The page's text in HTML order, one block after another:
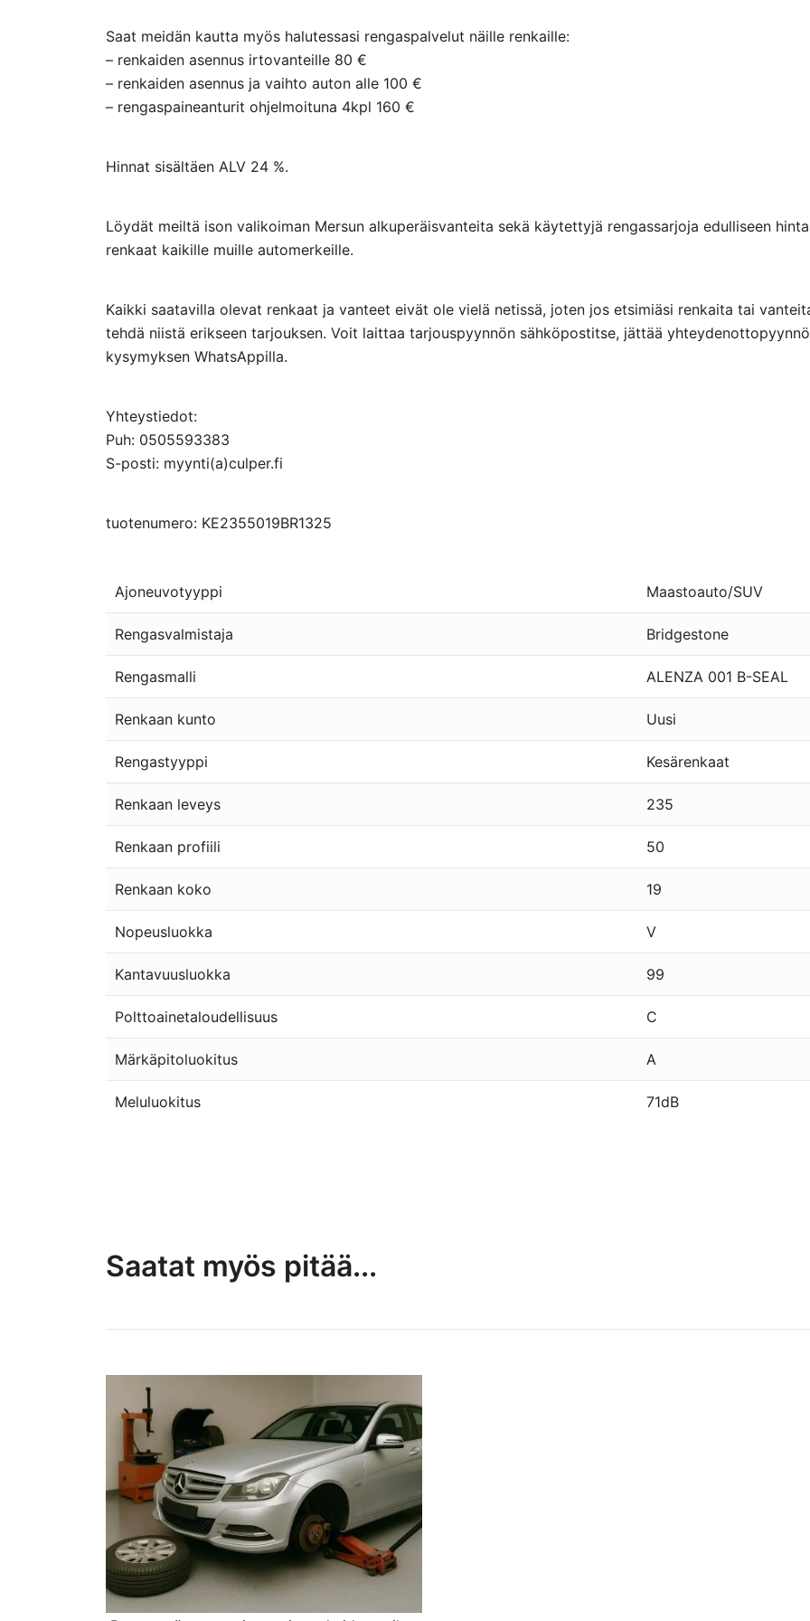
Saat meidän kautta myös halutessasi rengaspalvelut näille renkaille:
– renkaiden asennus irtovanteille 80 €
– renkaiden asennus ja vaihto auton alle 100 €
– rengaspaineanturit ohjelmoituna 4kpl 160 €
Hinnat sisältäen ALV 24 %.
Löydät meiltä ison valikoiman Mersun alkuperäisvanteita sekä käytettyjä rengassarjoja edulliseen
renkaat kaikille muille automerkeille.
Kaikki saatavilla olevat renkaat ja vanteet eivät ole vielä netissä, joten jos etsimiäsi renkaita tai
tehdä niistä erikseen tarjouksen. Voit laittaa tarjouspyynnön sähköpostitse, jättää
kysymyksen WhatsAppilla.
Yhteystiedot:
Puh: 0505593383
S-posti: myynti(a)culper.fi
tuotenumero: KE2355019BR1325
Ajoneuvotyyppi Maastoauto/SUV
Rengasvalmistaja Bridgestone
Rengasmalli ALENZA 001 B-SEAL
Renkaan kunto Uusi
Rengastyyppi Kesärenkaat
Renkaan leveys 235
Renkaan profiili 50
Renkaan koko 19
Nopeusluokka V
Kantavuusluokka 99
Polttoainetaloudellisuus C
Märkäpitoluokitus A
Meluluokitus 71dB
Saatat myös pitää...